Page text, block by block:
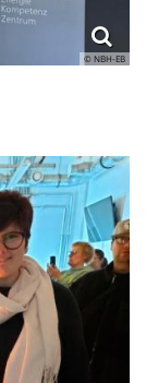
© NBH-EB